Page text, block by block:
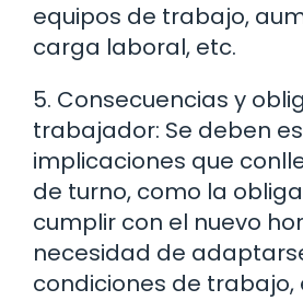
equipos de trabajo,
carga laboral, etc.
5. Consecuencias y
trabajador: Se deben
implicaciones que
de turno, como la
cumplir con el nuevo
necesidad de
condiciones de trabajo,